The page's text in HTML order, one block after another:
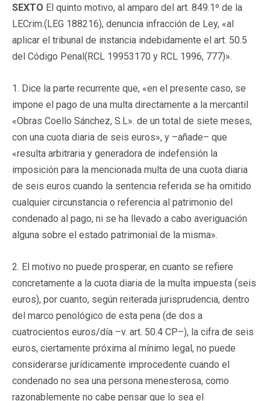
SEXTO El quinto motivo, al amparo del art. 849.1º de la
LECrim.(LEG 188216), denuncia infracción de Ley, «al
aplicar el tribunal de instancia indebidamente el art. 50.5
del Código Penal(RCL 19953170 y RCL 1996, 777)».
1. Dice la parte recurrente que, «en el presente caso, se
impone el pago de una multa directamente a la mercantil
«Obras Coello Sánchez, S.L». de un total de siete meses,
con una cuota diaria de seis euros», y –añade– que
«resulta arbitraria y generadora de indefensión la
imposición para la mencionada multa de una cuota diaria
de seis euros cuando la sentencia referida se ha omitido
cualquier circunstancia o referencia al patrimonio del
condenado al pago, ni se ha llevado a cabo averiguación
alguna sobre el estado patrimonial de la misma».
2. El motivo no puede prosperar, en cuanto se refiere
concretamente a la cuota diaria de la multa impuesta (seis
euros), por cuanto, según reiterada jurisprudencia, dentro
del marco penológico de esta pena (de dos a
cuatrocientos euros/día –v. art. 50.4 CP–), la cifra de seis
euros, ciertamente próxima al mínimo legal, no puede
considerarse jurídicamente improcedente cuando el
condenado no sea una persona menesterosa, como
razonablemente no cabe pensar que lo sea el